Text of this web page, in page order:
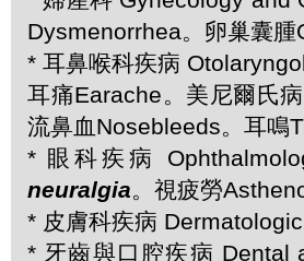
Dysmenorrhea。卵巢囊
* 耳鼻喉科疾病
耳痛Earache。美尼爾氏
流鼻血Nosebleeds。耳鳴
* 眼科疾病
neuralgia。視疲勞
* 皮膚科疾病
* 牙齒與口腔疾病 Dental